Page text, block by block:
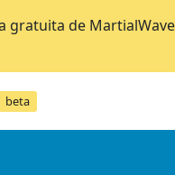
gratuita de
beta